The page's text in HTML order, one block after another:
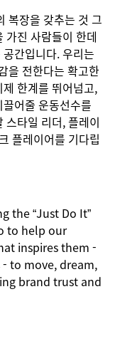
복장을 갖추는 것 그
가진 사람들이 한데
간입니다. 우리는
을 전한다는 확고한
한계를 뛰어넘고,
어줄 운동선수를
스타일 리더, 플레이
플레이어를 기다립
the “Just Do It”
to help our
inspires them -
to move, dream,
brand trust and